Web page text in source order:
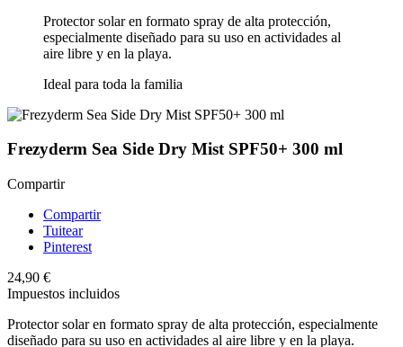
Protector solar en formato spray de alta protección,
especialmente diseñado para su uso en actividades al
aire libre y en la playa.
Ideal para toda la familia
Frezyderm Sea Side Dry Mist SPF50+ 300 ml
Compartir
Compartir
Tuitear
Pinterest
24,90 €
Impuestos incluidos
Protector solar en formato spray de alta protección, especialmente
diseñado para su uso en actividades al aire libre y en la playa.